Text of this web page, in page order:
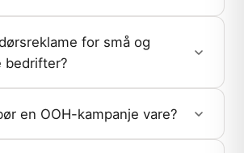
for små og
bedrifter?
en OOH-kampanje vare?